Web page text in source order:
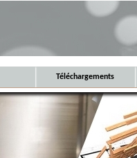
Téléchargements